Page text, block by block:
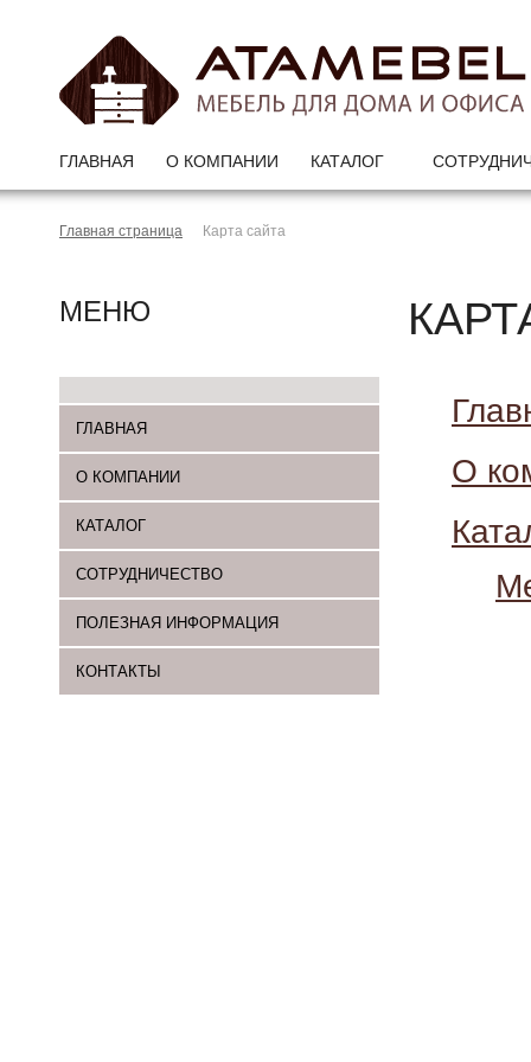
ГЛАВНАЯ О КОМПАНИИ КАТАЛОГ
Главная страница Карта сайта
МЕНЮ
ГЛАВНАЯ
О КОМПАНИИ
КАТАЛОГ
СОТРУДНИЧЕСТВО
ПОЛЕЗНАЯ ИНФОРМАЦИЯ
КОНТАКТЫ
О